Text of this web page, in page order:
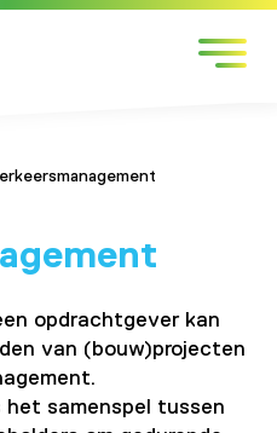
opdrachtgever kan
van (bouw)projecten
het samenspel tussen